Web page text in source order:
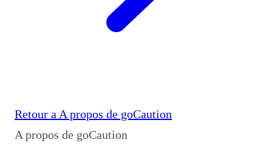
Retour a A propos de goCaution
A propos de goCaution